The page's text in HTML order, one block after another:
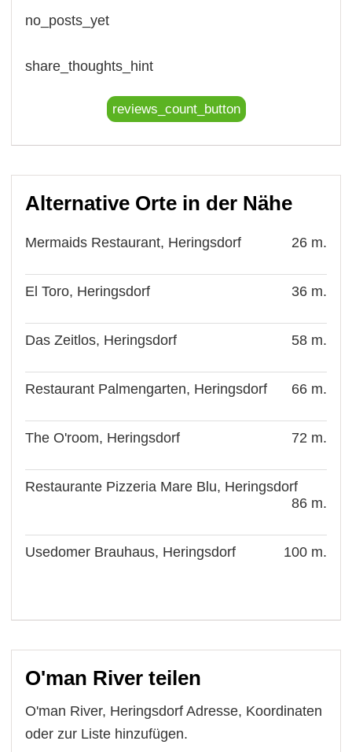
no_posts_yet
share_thoughts_hint
reviews_count_button
Alternative Orte in der Nähe
Mermaids Restaurant, Heringsdorf 26 m.
El Toro, Heringsdorf 36 m.
Das Zeitlos, Heringsdorf 58 m.
Restaurant Palmengarten, Heringsdorf 66 m.
The O'room, Heringsdorf 72 m.
Restaurante Pizzeria Mare Blu, Heringsdorf
86 m.
Usedomer Brauhaus, Heringsdorf 100 m.
O'man River teilen
O'man River, Heringsdorf Adresse, Koordinaten
oder zur Liste hinzufügen.